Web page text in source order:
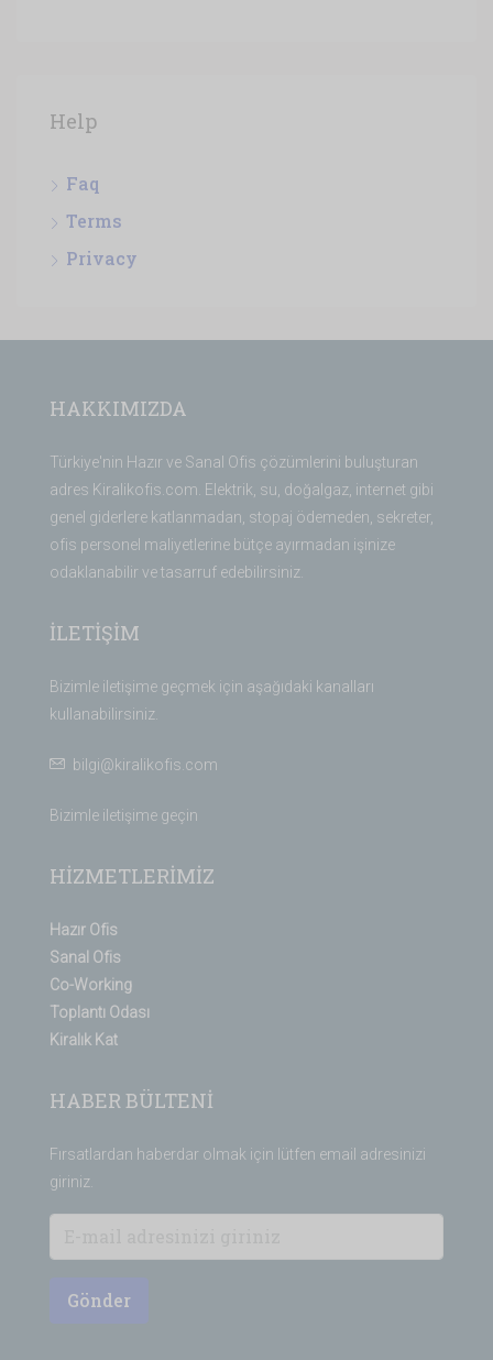
Help
Faq
Terms
Privacy
HAKKIMIZDA
Türkiye'nin Hazır ve Sanal Ofis çözümlerini buluşturan
adres Kiralikofis.com. Elektrik, su, doğalgaz, internet gibi
genel giderlere katlanmadan, stopaj ödemeden, sekreter,
ofis personel maliyetlerine bütçe ayırmadan işinize
odaklanabilir ve tasarruf edebilirsiniz.
İLETİŞİM
Bizimle iletişime geçmek için aşağıdaki kanalları
kullanabilirsiniz.
bilgi@kiralikofis.com
Bizimle iletişime geçin
HİZMETLERİMİZ
Hazır Ofis
Sanal Ofis
Co-Working
Toplantı Odası
Kiralık Kat
HABER BÜLTENİ
Fırsatlardan haberdar olmak için lütfen email adresinizi
giriniz.
Gönder